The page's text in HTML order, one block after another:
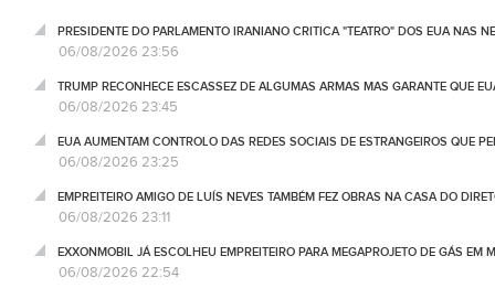
PRESIDENTE DO PARLAMENTO IRANIANO CRITICA "TEATRO" DOS EUA NAS
06/08/2026 23:56
TRUMP RECONHECE ESCASSEZ DE ALGUMAS ARMAS MAS GARANTE QUE
06/08/2026 23:45
EUA AUMENTAM CONTROLO DAS REDES SOCIAIS DE ESTRANGEIROS QUE
06/08/2026 23:25
EMPREITEIRO AMIGO DE LUÍS NEVES TAMBÉM FEZ OBRAS NA CASA DO
06/08/2026 23:11
EXXONMOBIL JÁ ESCOLHEU EMPREITEIRO PARA MEGAPROJETO DE GÁS EM
06/08/2026 22:54